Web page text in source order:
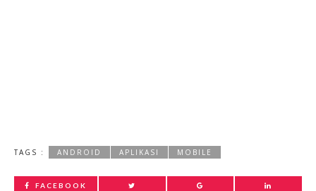
TAGS : ANDROID APLIKASI MOBILE
FACEBOOK